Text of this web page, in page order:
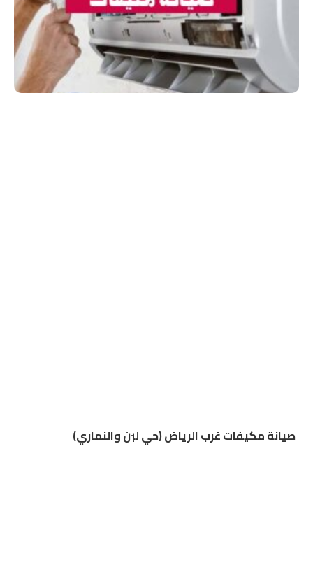
صيانة مكيفات غرب الرياض (حي لبن والنماري)